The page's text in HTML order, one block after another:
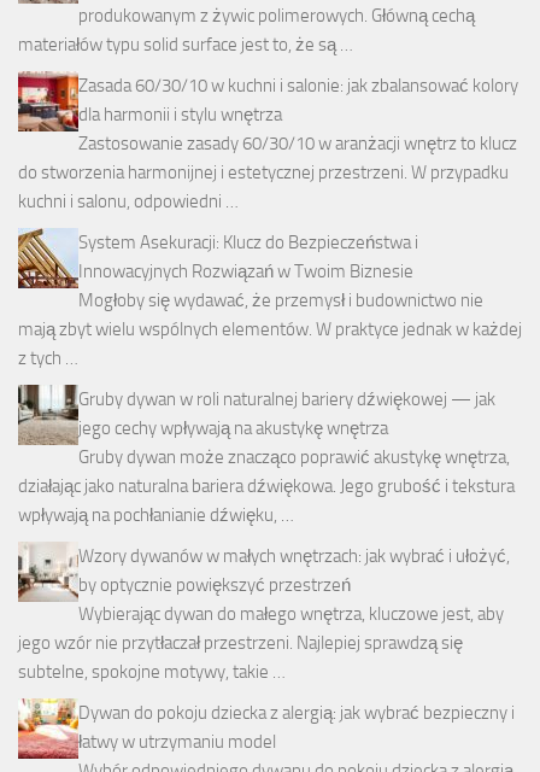
produkowanym z żywic polimerowych. Główną cechą
materiałów typu solid surface jest to, że są …
Zasada 60/30/10 w kuchni i salonie: jak zbalansować kolory
dla harmonii i stylu wnętrza
Zastosowanie zasady 60/30/10 w aranżacji wnętrz to klucz
do stworzenia harmonijnej i estetycznej przestrzeni. W przypadku
kuchni i salonu, odpowiedni …
System Asekuracji: Klucz do Bezpieczeństwa i
Innowacyjnych Rozwiązań w Twoim Biznesie
Mogłoby się wydawać, że przemysł i budownictwo nie
mają zbyt wielu wspólnych elementów. W praktyce jednak w każdej
z tych …
Gruby dywan w roli naturalnej bariery dźwiękowej — jak
jego cechy wpływają na akustykę wnętrza
Gruby dywan może znacząco poprawić akustykę wnętrza,
działając jako naturalna bariera dźwiękowa. Jego grubość i tekstura
wpływają na pochłanianie dźwięku, …
Wzory dywanów w małych wnętrzach: jak wybrać i ułożyć,
by optycznie powiększyć przestrzeń
Wybierając dywan do małego wnętrza, kluczowe jest, aby
jego wzór nie przytłaczał przestrzeni. Najlepiej sprawdzą się
subtelne, spokojne motywy, takie …
Dywan do pokoju dziecka z alergią: jak wybrać bezpieczny i
łatwy w utrzymaniu model